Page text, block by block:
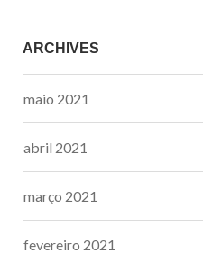
ARCHIVES
maio 2021
abril 2021
março 2021
fevereiro 2021